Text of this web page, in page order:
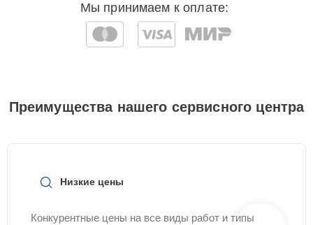
Мы принимаем к оплате:
Преимущества нашего сервисного центра
Низкие цены
Конкурентные цены на все виды работ и типы